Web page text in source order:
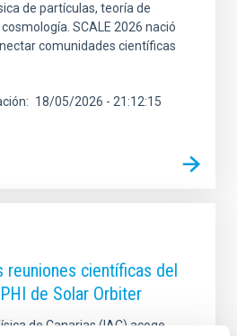
de partículas, teoría de
SCALE 2026 nació
comunidades científicas
18/05/2026 - 21:12:15
reuniones científicas del
de Solar Orbiter
de Canarias (IAC) acoge